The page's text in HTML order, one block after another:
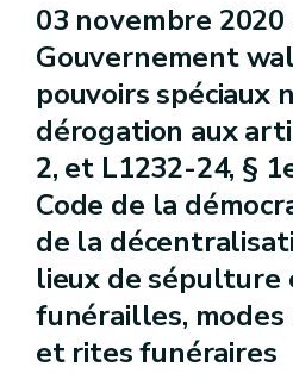
03 novembre 2020
Gouvernement
pouvoirs spéciaux
dérogation aux
2, et L1232-24, §
Code de la
de la
lieux de sépulture
funérailles,
et rites funéraires